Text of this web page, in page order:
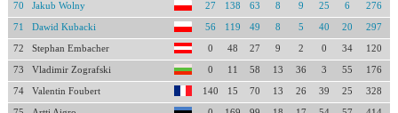
70 Jakub Wolny 27 138 63 8 9 25 6 276
71 Dawid Kubacki 56 119 49 8 5 40 20 297
72 Stephan Embacher 0 48 27 9 2 0 34 120
73 Vladimir Zografski 0 11 58 13 36 3 55 176
74 Valentin Foubert 140 15 70 13 26 39 25 328